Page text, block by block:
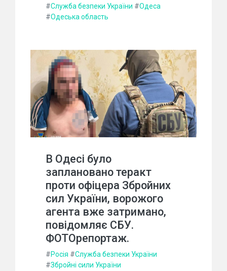
#Служба безпеки України #Одеса
#Одеська область
В Одесі було
заплановано теракт
проти офіцера Збройних
сил України, ворожого
агента вже затримано,
повідомляє СБУ.
ФОТОрепортаж.
#Росія #Служба безпеки України
#Збройні сили України